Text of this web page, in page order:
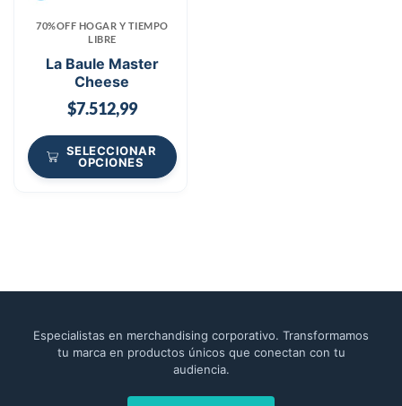
70%OFF HOGAR Y TIEMPO
LIBRE
La Baule Master
Cheese
$7.512,99
SELECCIONAR
OPCIONES
Especialistas en merchandising corporativo. Transformamos
tu marca en productos únicos que conectan con tu
audiencia.